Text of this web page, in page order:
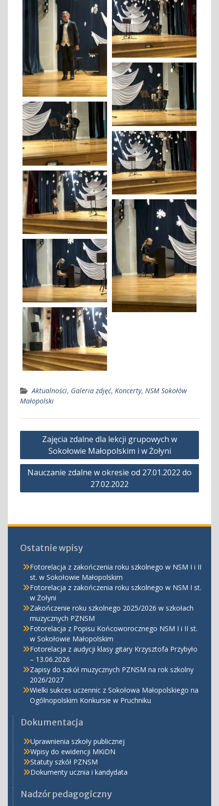
Aktualności, Galeria zdjęć, Koncerty, NSM Sokołów
Małopolski
Nawigacja
Zajęcia zdalne dla lekcji grupowych w
Sokołowie Małopolskim i w Żołyni
Nauczanie zdalne w okresie od 27.01.2022 do
27.02.2022
Ostatnie wpisy
Fotorelacja z zakończenia roku szkolnego w NSM I i II
st. w Sokołowie Małopolskim
Fotorelacja z zakończenia roku szkolnego w NSM I st.
w Żołyni
Zakończenie roku szkolnego 2025/2026 w szkołach
muzycznych PZNSM
Fotorelacja z Popisu Końcoworocznego NSM I i II st.
w Sokołowie Małopolskim
Fotorelacja z audycji klasy gitary Krzysztofa Przybyło
– 13.06.2026
Zapisy do szkół muzycznych PZNSM na rok szkolny
2026/2027
Wielki sukces uczennic z Sokołowa Małopolskiego na
Ogólnopolskim Konkursie w Pruchniku
Dokumentacja
Uprawnienia szkoły publicznej
Wpisy do ewidencji MKiDN
Statuty szkół PZNSM
Dokumenty ucznia i kandydata
Nadzór pedagogiczny